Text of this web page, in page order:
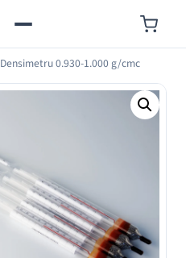
Densimetru 0.930-1.000 g/cmc